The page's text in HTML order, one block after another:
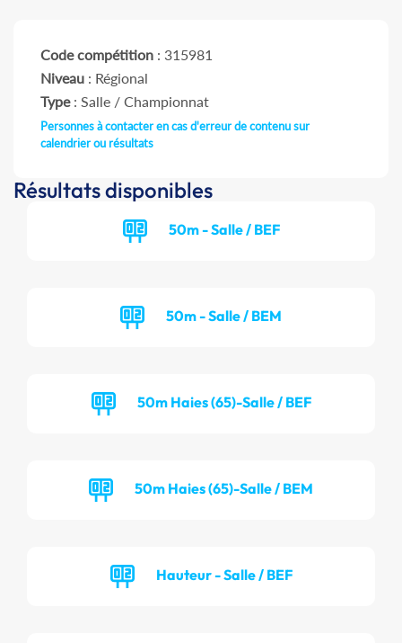
Code compétition : 315981
Niveau : Régional
Type: Salle / Championnat
Personnes à contacter en cas d'erreur de contenu sur
calendrier ou résultats
Résultats disponibles
50m - Salle / BEF
50m - Salle / BEM
50m Haies (65)-Salle / BEF
50m Haies (65)-Salle / BEM
Hauteur - Salle / BEF